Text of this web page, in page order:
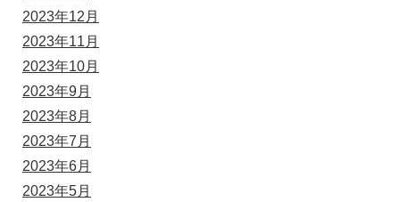
2023年12月
2023年11月
2023年10月
2023年9月
2023年8月
2023年7月
2023年6月
2023年5月